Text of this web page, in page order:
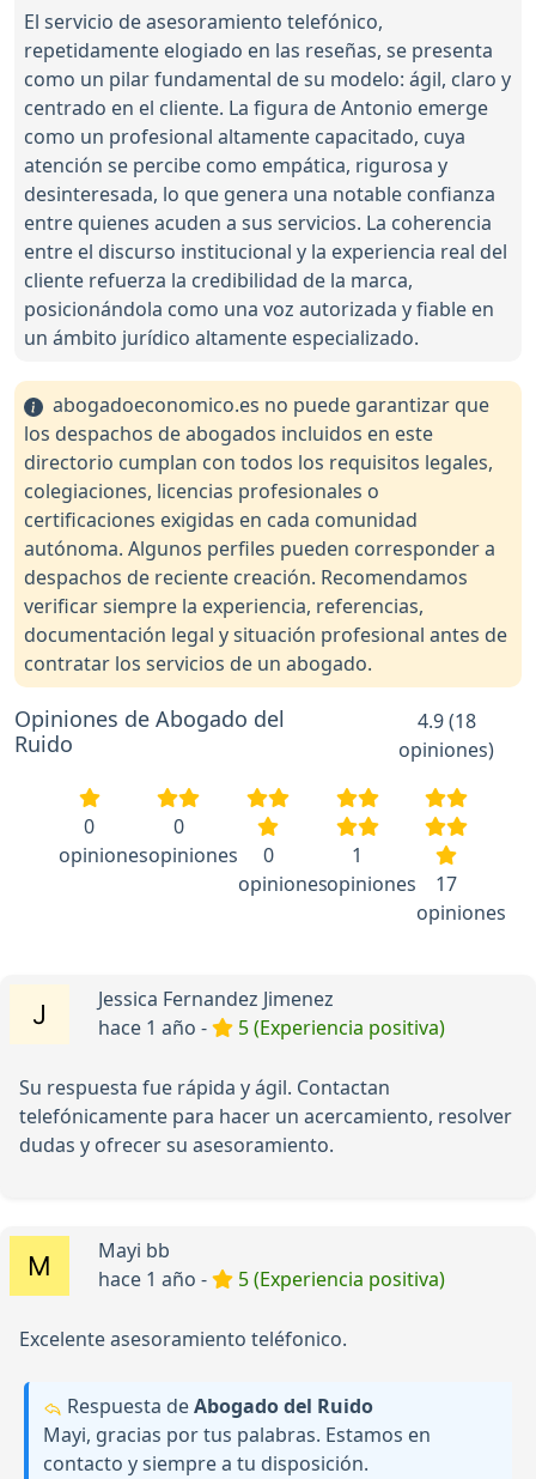
El servicio de asesoramiento telefónico,
repetidamente elogiado en las reseñas, se presenta
como un pilar fundamental de su modelo: ágil, claro y
centrado en el cliente. La figura de Antonio emerge
como un profesional altamente capacitado, cuya
atención se percibe como empática, rigurosa y
desinteresada, lo que genera una notable confianza
entre quienes acuden a sus servicios. La coherencia
entre el discurso institucional y la experiencia real del
cliente refuerza la credibilidad de la marca,
posicionándola como una voz autorizada y fiable en
un ámbito jurídico altamente especializado.
abogadoeconomico.es no puede garantizar que
los despachos de abogados incluidos en este
directorio cumplan con todos los requisitos legales,
colegiaciones, licencias profesionales o
certificaciones exigidas en cada comunidad
autónoma. Algunos perfiles pueden corresponder a
despachos de reciente creación. Recomendamos
verificar siempre la experiencia, referencias,
documentación legal y situación profesional antes de
contratar los servicios de un abogado.
Opiniones de Abogado del
Ruido
4.9 (18
opiniones)
0
opiniones
0
opiniones
0
opiniones
1
opiniones
17
opiniones
Jessica Fernandez Jimenez
hace 1 año -
5 (Experiencia positiva)
Su respuesta fue rápida y ágil. Contactan
telefónicamente para hacer un acercamiento, resolver
dudas y ofrecer su asesoramiento.
Mayi bb
hace 1 año -
5 (Experiencia positiva)
Excelente asesoramiento teléfonico.
Respuesta deAbogado del Ruido
Mayi, gracias por tus palabras. Estamos en
contacto y siempre a tu disposición.